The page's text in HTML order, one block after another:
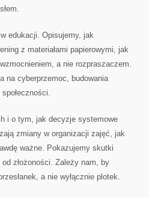
edukacji. Opisujemy, jak
z materiałami papierowymi, jak
a nie rozpraszaczem.
na cyberprzemoc, budowania
i o tym, jak decyzje systemowe
zmiany w organizacji zajęć, jak
ważne. Pokazujemy skutki
złożoności. Zależy nam, by
a nie wyłącznie plotek.